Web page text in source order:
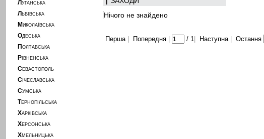
Л УГАНСЬКА
Л ЬВІВСЬКА
М ИКОЛАЇВСЬКА
ОДЕСЬКА
П ОЛТАВСЬКА
Р ІВНЕНСЬКА
СЕВАСТОПОЛЬ
С ІЧЕСЛАВСЬКА
СУМСЬКА
ТЕРНОПІЛЬСЬКА
ХАРКІВСЬКА
ХЕРСОНСЬКА
ХМЕЛЬНИЦЬКА
Нічого не знайдено
Перша Попередня / 1 Наступна Остання